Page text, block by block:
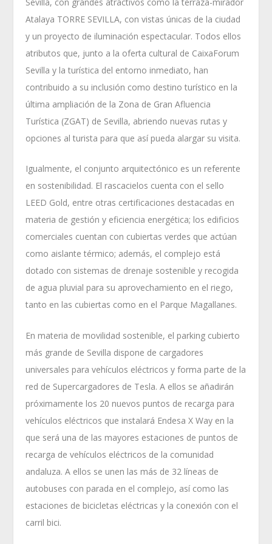
Atalaya TORRE SEVILLA, con vistas únicas de la ciudad
y un proyecto de iluminación espectacular. Todos ellos
atributos que, junto a la oferta cultural de CaixaForum
Sevilla y la turística del entorno inmediato, han
contribuido a su inclusión como destino turístico en la
última ampliación de la Zona de Gran Afluencia
Turística (ZGAT) de Sevilla, abriendo nuevas rutas y
opciones al turista para que así pueda alargar su visita.
Igualmente, el conjunto arquitectónico es un referente
en sostenibilidad. El rascacielos cuenta con el sello
LEED Gold, entre otras certificaciones destacadas en
materia de gestión y eficiencia energética; los edificios
comerciales cuentan con cubiertas verdes que actúan
como aislante térmico; además, el complejo está
dotado con sistemas de drenaje sostenible y recogida
de agua pluvial para su aprovechamiento en el riego,
tanto en las cubiertas como en el Parque Magallanes.
En materia de movilidad sostenible, el parking cubierto
más grande de Sevilla dispone de cargadores
universales para vehículos eléctricos y forma parte de la
red de Supercargadores de Tesla. A ellos se añadirán
próximamente los 20 nuevos puntos de recarga para
vehículos eléctricos que instalará Endesa X Way en la
que será una de las mayores estaciones de puntos de
recarga de vehículos eléctricos de la comunidad
andaluza. A ellos se unen las más de 32 líneas de
autobuses con parada en el complejo, así como las
estaciones de bicicletas eléctricas y la conexión con el
carril bici.